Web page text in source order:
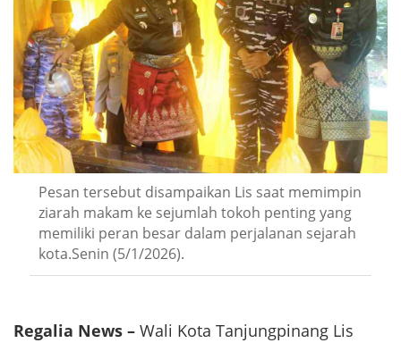
Pesan tersebut disampaikan Lis saat memimpin
ziarah makam ke sejumlah tokoh penting yang
memiliki peran besar dalam perjalanan sejarah
kota.Senin (5/1/2026).
Regalia News – Wali Kota Tanjungpinang Lis